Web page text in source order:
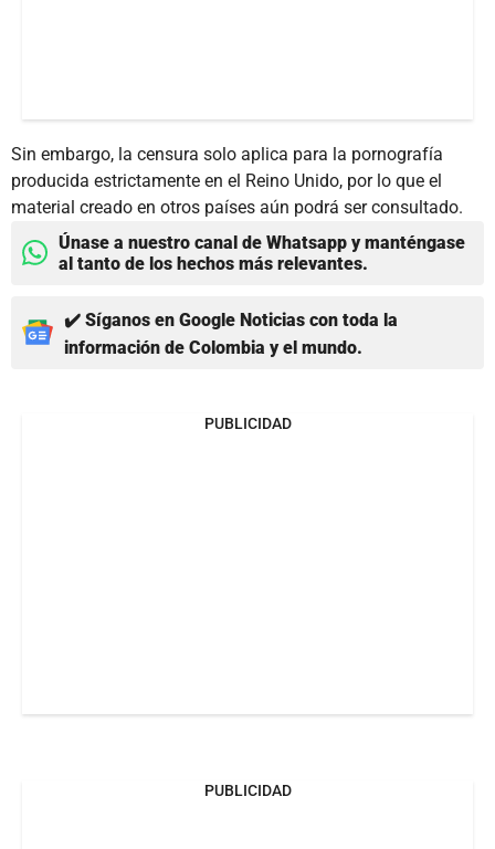
Sin embargo, la censura solo aplica para la pornografía
producida estrictamente en el Reino Unido, por lo que el
material creado en otros países aún podrá ser consultado.
Únase a nuestro canal de Whatsapp y manténgase
al tanto de los hechos más relevantes.
✔️ Síganos en Google Noticias con toda la
información de Colombia y el mundo.
PUBLICIDAD
PUBLICIDAD